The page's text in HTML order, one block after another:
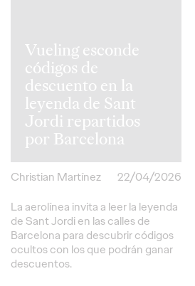
Vueling esconde
códigos de
descuento en la
leyenda de Sant
Jordi repartidos
por Barcelona
Christian Martínez
22/04/2026
La aerolínea invita a leer la leyenda
de Sant Jordi en las calles de
Barcelona para descubrir códigos
ocultos con los que podrán ganar
descuentos.